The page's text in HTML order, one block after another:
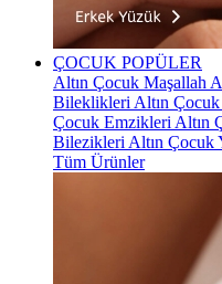
ÇOCUK POPÜLER
Altın Çocuk Maşallah
Bileklikleri Altın
Çocuk Emzikleri Altın
Bilezikleri Altın Çocuk
Tüm Ürünler